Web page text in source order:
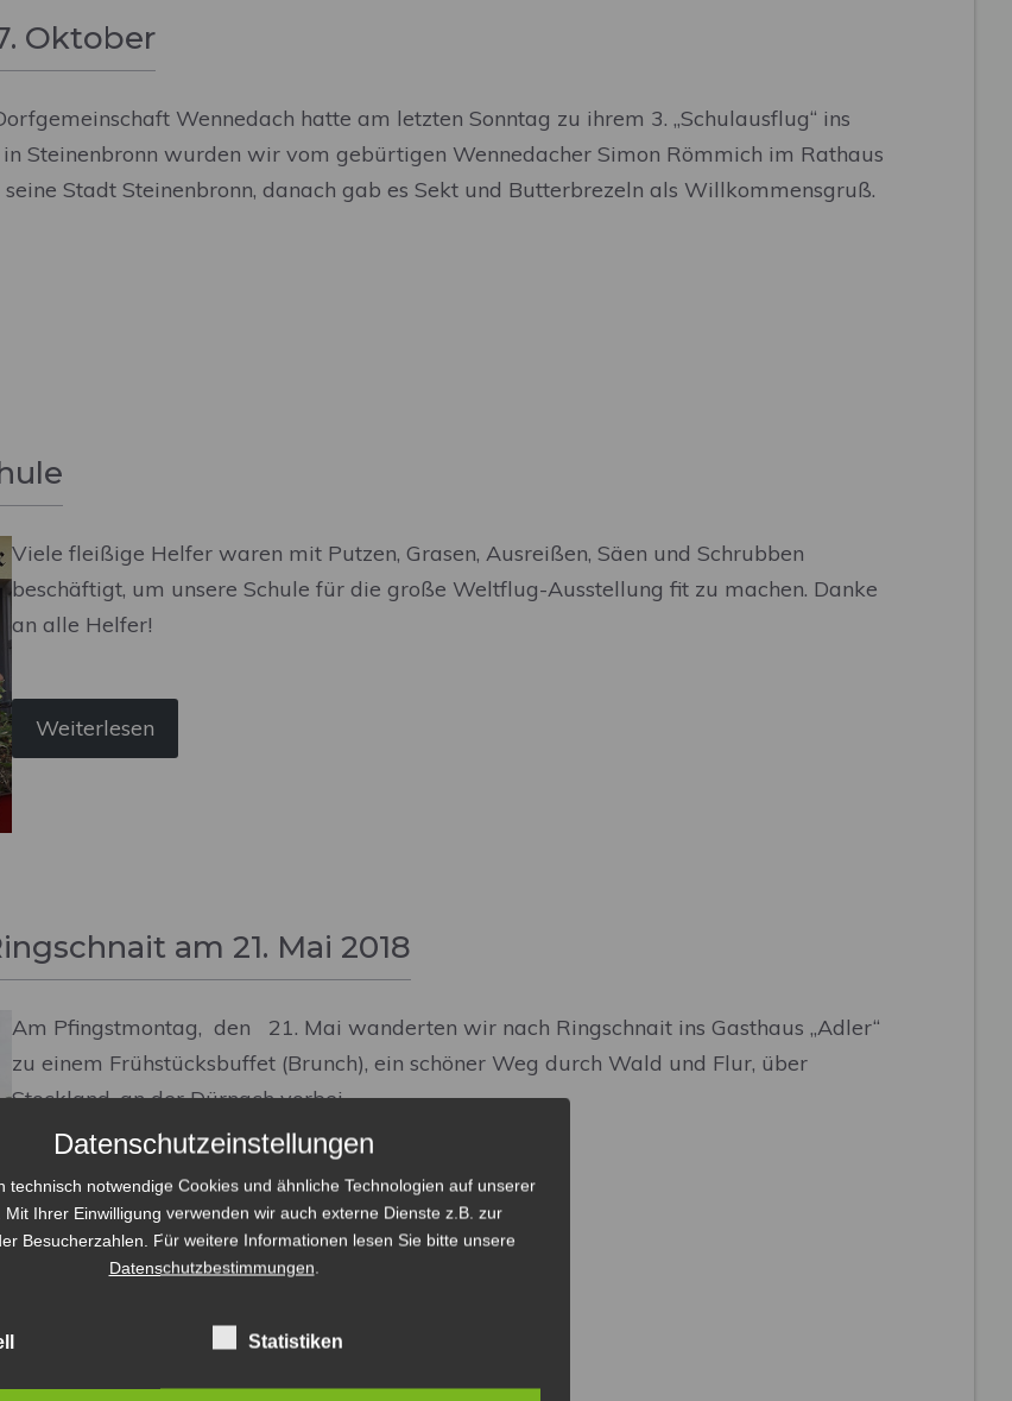
Oktober
Wennedach hatte am letzten Sonntag zu ihrem 3. „Schulausflug“ ins
Steinenbronn wurden wir vom gebürtigen Wennedacher Simon Römmich im Rathaus
Stadt Steinenbronn, danach gab es Sekt und Butterbrezeln als Willkommensgruß.
Viele fleißige Helfer waren mit Putzen, Grasen, Ausreißen, Säen und Schrubben
beschäftigt, um unsere Schule für die große Weltflug-Ausstellung fit zu machen. Danke
an alle Helfer!
Weiterlesen
am 21. Mai 2018
Am Pfingstmontag, den 21. Mai wanderten wir nach Ringschnait ins Gasthaus „Adler“
zu einem Frühstücksbuffet (Brunch), ein schöner Weg durch Wald und Flur, über
Stockland, an der Dürnach vorbei.
Weiterlesen
Datenschutzeinstellungen
technisch notwendige Cookies und ähnliche Technologien auf unserer
Mit Ihrer Einwilligung verwenden wir auch externe Dienste z.B. zur
Besucherzahlen. Für weitere Informationen lesen Sie bitte unsere
Datenschutzbestimmungen.
Statistiken